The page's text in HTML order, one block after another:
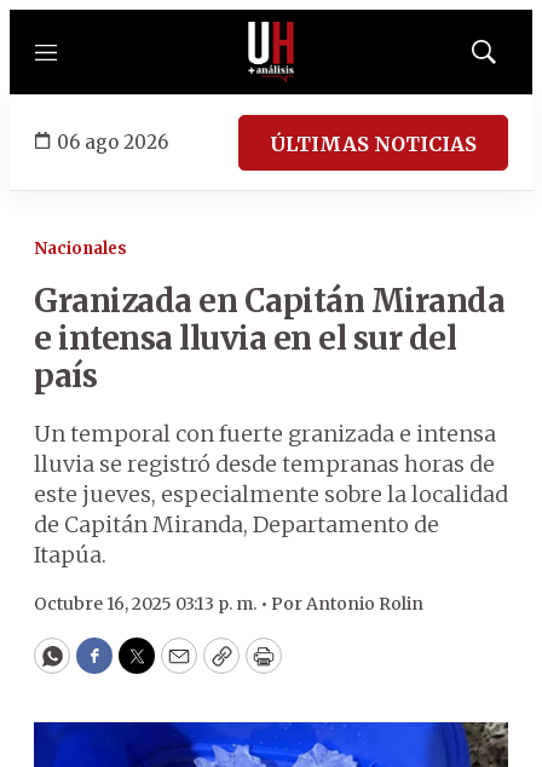
Menú
Mostrar
06 ago 2026 ÚLTIMAS NOTICIAS
Nacionales
Granizada en Capitán Miranda
e intensa lluvia en el sur del
país
Un temporal con fuerte granizada e intensa
lluvia se registró desde tempranas horas de
este jueves, especialmente sobre la localidad
de Capitán Miranda, Departamento de
Itapúa.
Octubre 16, 2025 03:13 p. m. • PorAntonio Rolin
WhatsApp
Facebook
Twitter
EmailCopyPrint